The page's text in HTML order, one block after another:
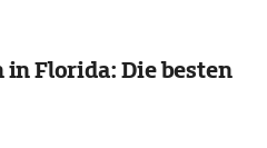
Florida: Die besten